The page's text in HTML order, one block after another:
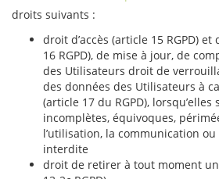
droits suivants :
droit d’accès (article 15 RGPD)
16 RGPD), de mise à jour, de
des Utilisateurs droit de
des données des Utilisateurs à
(article 17 du RGPD), lorsqu’elles
incomplètes, équivoques,
l’utilisation, la communication
interdite
droit de retirer à tout moment